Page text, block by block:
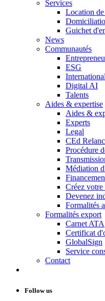
Services
Location de
Guichet
News
Communautés
ESG
International
Digital AI
Talents
Aides & expertise
Aides &
Experts
Legal
CEd
Procédure
Médiation
Créez votre
Devenez
Formalités
Formalités export
Carnet ATA
Certificat
GlobalSign
Service
Contact
Follow us